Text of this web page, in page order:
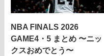
NBA FINALS 2026
GAME4・5 まとめ 〜ニッ
クスおめでとう〜